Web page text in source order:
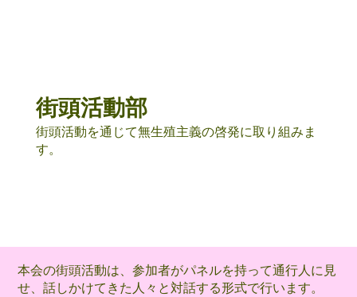
街頭活動部
街頭活動を通じて無生殖主義の啓発に取り組みま
す。
本会の街頭活動は、参加者がパネルを持って通行人に見
せ、話しかけてきた人々と対話する形式で行います。